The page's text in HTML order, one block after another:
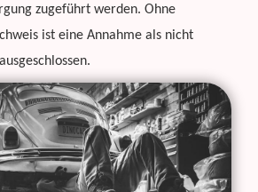
zugeführt werden. Ohne
ist eine Annahme als nicht